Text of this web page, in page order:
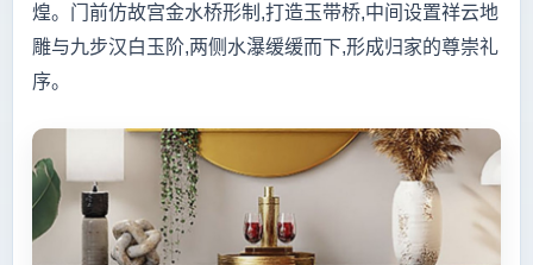
煌。门前仿故宫金水桥形制,打造玉带桥,中间设置祥云地
雕与九步汉白玉阶,两侧水瀑缓缓而下,形成归家的尊崇礼
序。